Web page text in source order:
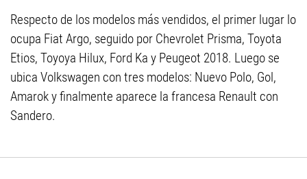
Respecto de los modelos más vendidos, el primer lugar lo
ocupa Fiat Argo, seguido por Chevrolet Prisma, Toyota
Etios, Toyoya Hilux, Ford Ka y Peugeot 2018. Luego se
ubica Volkswagen con tres modelos: Nuevo Polo, Gol,
Amarok y finalmente aparece la francesa Renault con
Sandero.